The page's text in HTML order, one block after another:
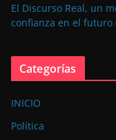
El Discurso Real, un
confianza en el futuro
Categorías
INICIO
Política